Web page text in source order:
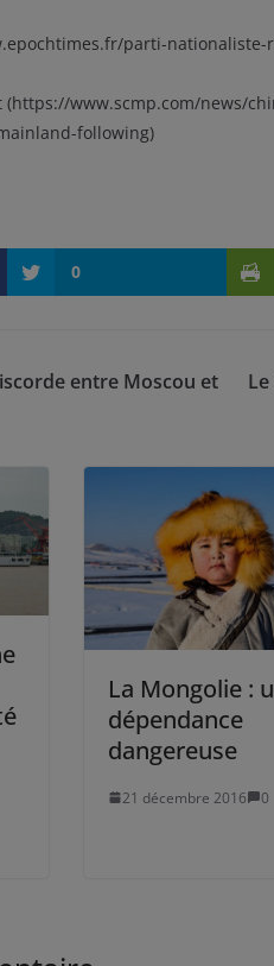
parti-
(https://www.scmp.com/news/
following)
0
entre Moscou et
La Mongolie :
dépendance
dangereuse
21 décembre 2016 0